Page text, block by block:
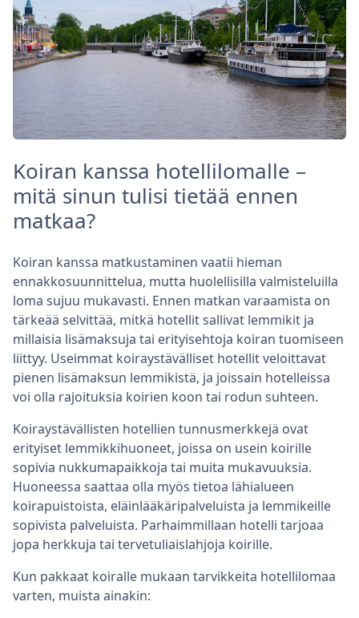
Koiran kanssa hotellilomalle –
mitä sinun tulisi tietää ennen
matkaa?
Koiran kanssa matkustaminen vaatii hieman
ennakkosuunnittelua, mutta huolellisilla valmisteluilla
loma sujuu mukavasti. Ennen matkan varaamista on
tärkeää selvittää, mitkä hotellit sallivat lemmikit ja
millaisia lisämaksuja tai erityisehtoja koiran tuomiseen
liittyy. Useimmat koiraystävälliset hotellit veloittavat
pienen lisämaksun lemmikistä, ja joissain hotelleissa
voi olla rajoituksia koirien koon tai rodun suhteen.
Koiraystävällisten hotellien tunnusmerkkejä ovat
erityiset lemmikkihuoneet, joissa on usein koirille
sopivia nukkumapaikkoja tai muita mukavuuksia.
Huoneessa saattaa olla myös tietoa lähialueen
koirapuistoista, eläinlääkäripalveluista ja lemmikeille
sopivista palveluista. Parhaimmillaan hotelli tarjoaa
jopa herkkuja tai tervetuliaislahjoja koirille.
Kun pakkaat koiralle mukaan tarvikkeita hotellilomaa
varten, muista ainakin: